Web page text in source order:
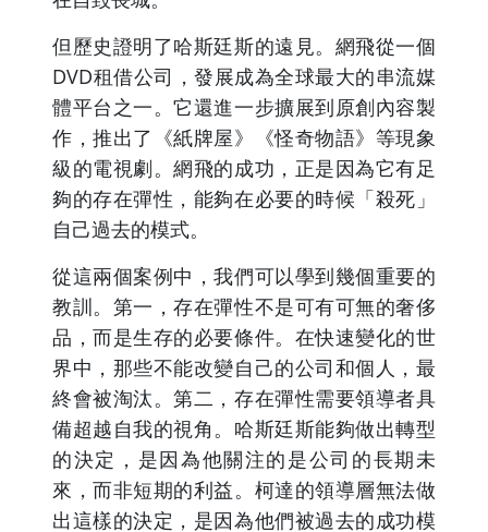
但歷史證明了哈斯廷斯的遠見。網飛從一個
DVD租借公司，發展成為全球最大的串流媒
體平台之一。它還進一步擴展到原創內容製
作，推出了《紙牌屋》《怪奇物語》等現象
級的電視劇。網飛的成功，正是因為它有足
夠的存在彈性，能夠在必要的時候「殺死」
自己過去的模式。
從這兩個案例中，我們可以學到幾個重要的
教訓。第一，存在彈性不是可有可無的奢侈
品，而是生存的必要條件。在快速變化的世
界中，那些不能改變自己的公司和個人，最
終會被淘汰。第二，存在彈性需要領導者具
備超越自我的視角。哈斯廷斯能夠做出轉型
的決定，是因為他關注的是公司的長期未
來，而非短期的利益。柯達的領導層無法做
出這樣的決定，是因為他們被過去的成功模